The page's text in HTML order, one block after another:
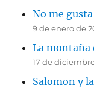
No me
9 de enero de
La montaña
17 de
Salomon y